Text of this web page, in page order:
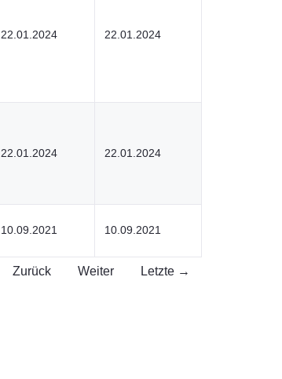
22.01.2024 22.01.2024
22.01.2024 22.01.2024
10.09.2021 10.09.2021
Zurück Weiter Letzte →